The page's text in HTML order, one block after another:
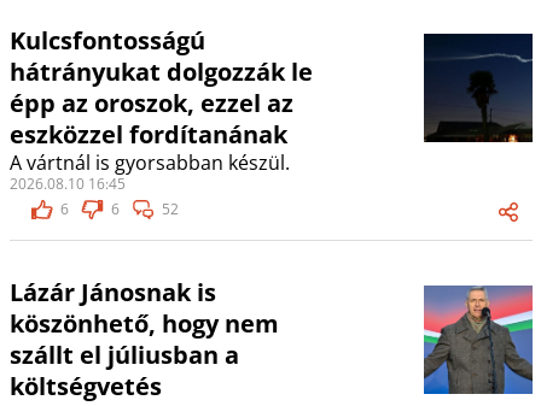
Kulcsfontosságú
hátrányukat dolgozzák le
épp az oroszok, ezzel az
eszközzel fordítanának
A vártnál is gyorsabban készül.
2026.08.10 16:45
6
6 52
Lázár Jánosnak is
köszönhető, hogy nem
szállt el júliusban a
költségvetés